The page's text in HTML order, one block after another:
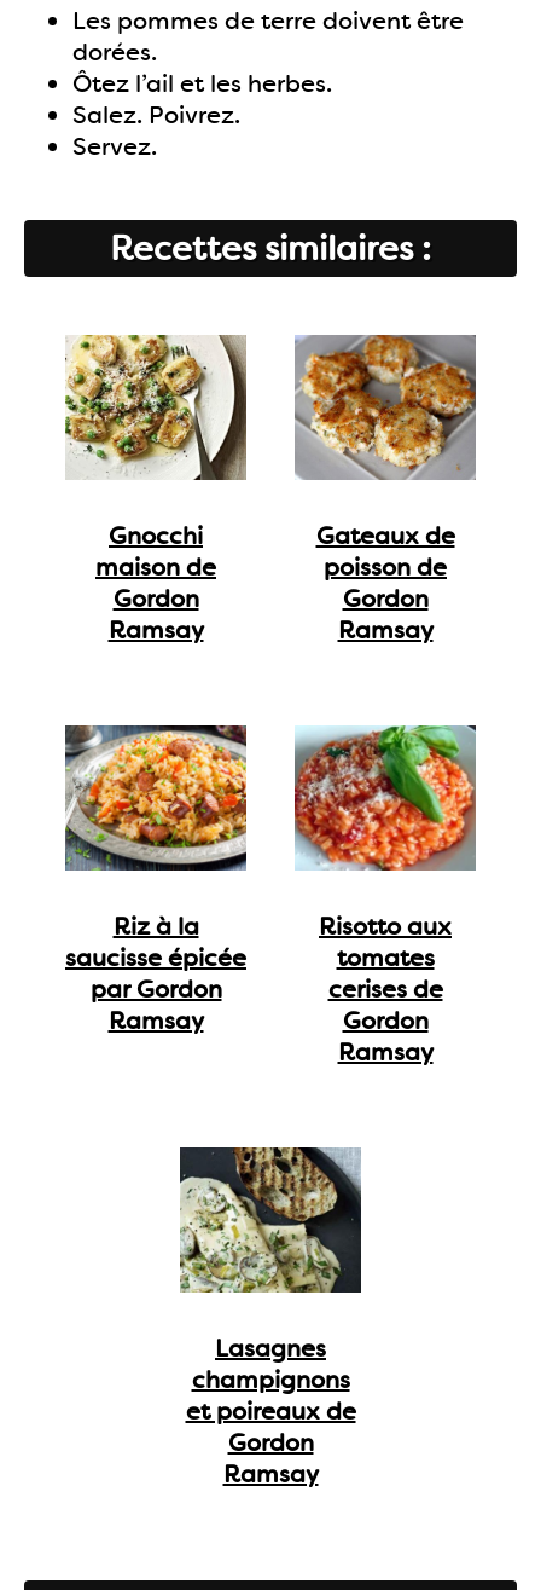
Les pommes de terre doivent être
dorées.
Ôtez l’ail et les herbes.
Salez. Poivrez.
Servez.
Recettes similaires :
Gnocchi
maison de
Gordon
Ramsay
Gateaux de
poisson de
Gordon
Ramsay
Riz à la
saucisse épicée
par Gordon
Ramsay
Risotto aux
tomates
cerises de
Gordon
Ramsay
Lasagnes
champignons
et poireaux de
Gordon
Ramsay